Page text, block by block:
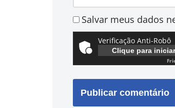
Salvar meus dados
Verificação Anti-Robô
Clique para